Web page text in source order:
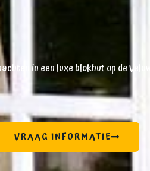
in een luxe blokhut op de Veluwe
VRAAG INFORMATIE